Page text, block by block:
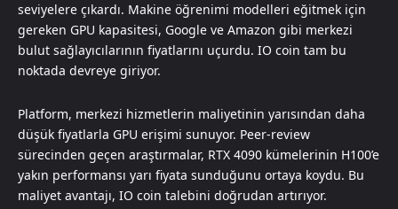
seviyelere çıkardı. Makine öğrenimi modelleri eğitmek için
gereken GPU kapasitesi, Google ve Amazon gibi merkezi
bulut sağlayıcılarının fiyatlarını uçurdu. IO coin tam bu
noktada devreye giriyor.
Platform, merkezi hizmetlerin maliyetinin yarısından daha
düşük fiyatlarla GPU erişimi sunuyor. Peer-review
sürecinden geçen araştırmalar, RTX 4090 kümelerinin H100’e
yakın performansı yarı fiyata sunduğunu ortaya koydu. Bu
maliyet avantajı, IO coin talebini doğrudan artırıyor.